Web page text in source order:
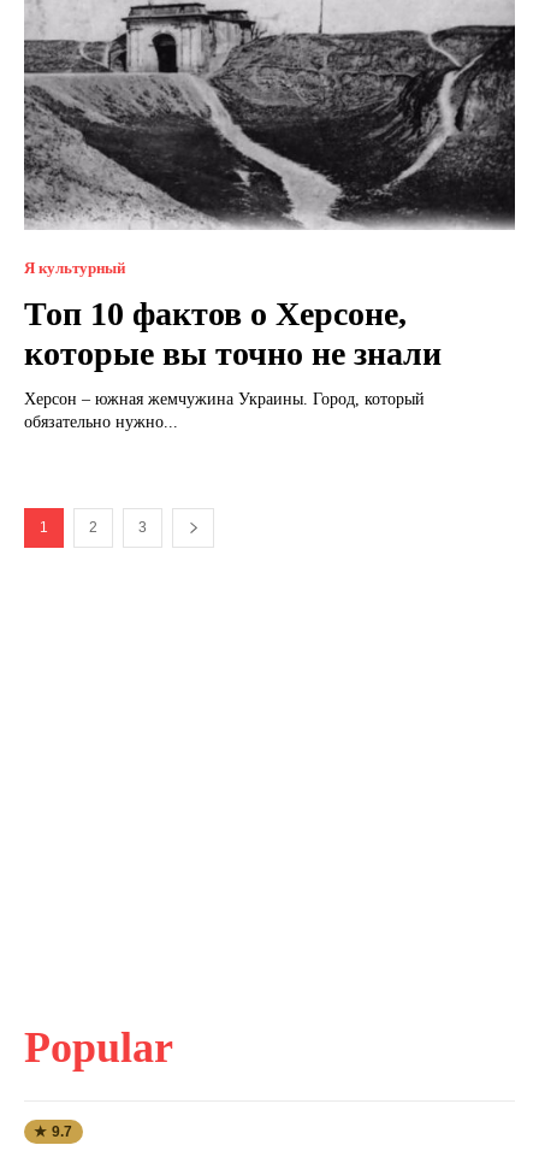
Я культурный
Топ 10 фактов о Херсоне,
которые вы точно не знали
Херсон – южная жемчужина Украины. Город, который
обязательно нужно...
1 2 3
Popular
★ 9.7